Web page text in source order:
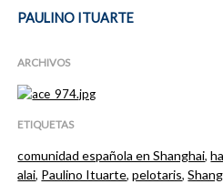
PAULINO ITUARTE
ARCHIVOS
ETIQUETAS
comunidad española en Shanghai,
alai, Paulino Ituarte,pelotaris,